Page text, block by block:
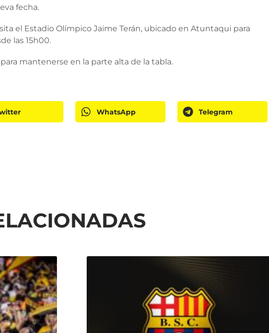
fecha.
el Estadio Olímpico Jaime Terán, ubicado en Atuntaqui para
las 15h00.
mantenerse en la parte alta de la tabla.
WhatsApp Telegram